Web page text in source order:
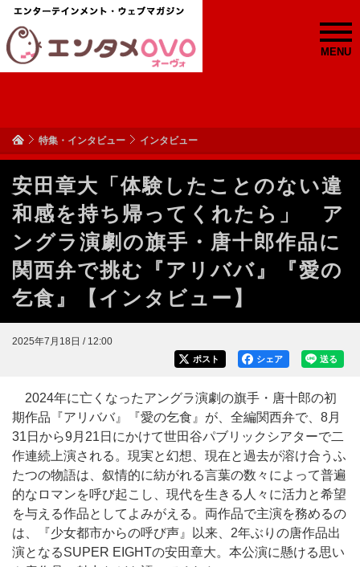
MENU
特集・インタビュー インタビュー
安田章大「体験したことのない違
和感を持ち帰ってくれたら」 ア
ングラ演劇の旗手・唐十郎作品に
関西弁で挑む『アリババ』『愛の
乞食』【インタビュー】
2025年7月18日 / 12:00
送る
シェア
ポスト
2024年に亡くなったアングラ演劇の旗手・唐十郎の初
期作品『アリババ』『愛の乞食』が、全編関西弁で、8月
31日から9月21日にかけて世田谷パブリックシアターで二
作連続上演される。現実と幻想、現在と過去が溶け合うふ
たつの物語は、叙情的に紡がれる言葉の数々によって普遍
的なロマンを呼び起こし、現代を生きる人々に活力と希望
を与える作品としてよみがえる。両作品で主演を務めるの
は、『少女都市からの呼び声』以来、2年ぶりの唐作品出
演となるSUPER EIGHTの安田章大。本公演に懸ける思い